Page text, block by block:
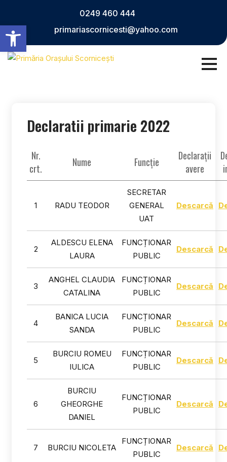
content
0249 460 444
primariascornicesti@yahoo.com
Declaratii primarie 2022
Nr.
crt.
Nume Funcție
Declarații
avere
1 RADU TEODOR
SECRETAR
GENERAL
UAT
Descarcă
2
ALDESCU ELENA
LAURA
FUNCȚIONAR
PUBLIC
Descarcă
3
ANGHEL CLAUDIA
CATALINA
FUNCȚIONAR
PUBLIC
Descarcă
4
BANICA LUCIA
SANDA
FUNCȚIONAR
PUBLIC
Descarcă
5
BURCIU ROMEU
IULICA
FUNCȚIONAR
PUBLIC
Descarcă
6
BURCIU
GHEORGHE
DANIEL
FUNCȚIONAR
PUBLIC
Descarcă
7 BURCIU NICOLETA
FUNCȚIONAR
PUBLIC
Descarcă
Deschide bara de unelte